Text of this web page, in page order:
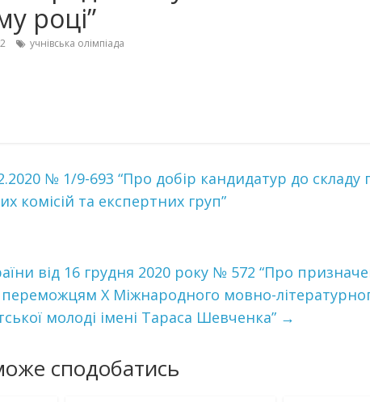
році”
учнівська олімпіада
№ 1/9-693 “Про добір кандидатур до складу
комісій та експертних груп”
від 16 грудня 2020 року № 572 “Про
Х Міжнародного мовно-
молоді імені Тараса Шевченка” →
сподобатись